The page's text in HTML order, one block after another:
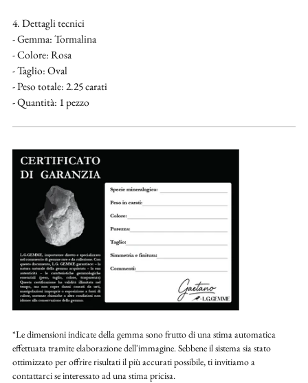
4. Dettagli tecnici
- Gemma: Tormalina
- Colore: Rosa
- Taglio: Oval
- Peso totale: 2.25 carati
- Quantità: 1 pezzo
*Le dimensioni indicate della gemma sono frutto di una stima automatica
effettuata tramite elaborazione dell'immagine. Sebbene il sistema sia stato
ottimizzato per offrire risultati il più accurati possibile, ti invitiamo a
contattarci se interessato ad una stima pricisa.